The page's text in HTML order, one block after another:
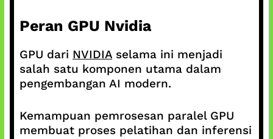
Peran GPU Nvidia
GPU dari NVIDIAselama ini menjadi
salah satu komponen utama dalam
pengembangan AI modern.
Kemampuan pemrosesan paralel GPU
membuat proses pelatihan dan inferensi